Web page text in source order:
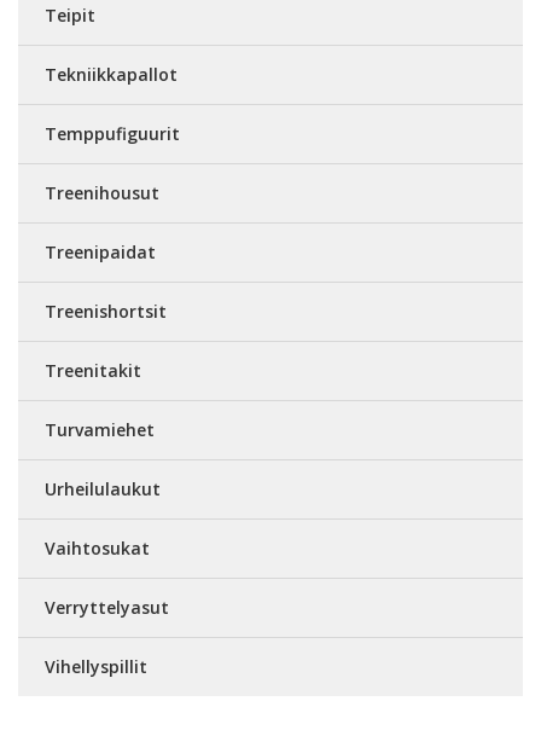
Teipit
Tekniikkapallot
Temppufiguurit
Treenihousut
Treenipaidat
Treenishortsit
Treenitakit
Turvamiehet
Urheilulaukut
Vaihtosukat
Verryttelyasut
Vihellyspillit